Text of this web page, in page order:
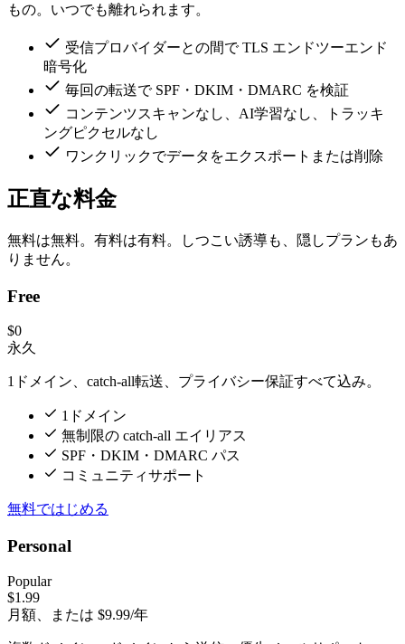
もの。いつでも離れられます。
受信プロバイダーとの間で TLS エンドツーエンド
暗号化
毎回の転送で SPF・DKIM・DMARC を検証
コンテンツスキャンなし、AI学習なし、トラッキ
ングピクセルなし
ワンクリックでデータをエクスポートまたは削除
正直な料金
無料は無料。有料は有料。しつこい誘導も、隠しプランもあ
りません。
Free
$0
永久
1ドメイン、catch-all転送、プライバシー保証すべて込み。
1ドメイン
無制限の catch-all エイリアス
SPF・DKIM・DMARC パス
コミュニティサポート
無料ではじめる
Personal
Popular
$1.99
月額、または $9.99/年